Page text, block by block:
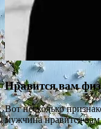
Нравится вам
Вот несколько
мужчина нравится